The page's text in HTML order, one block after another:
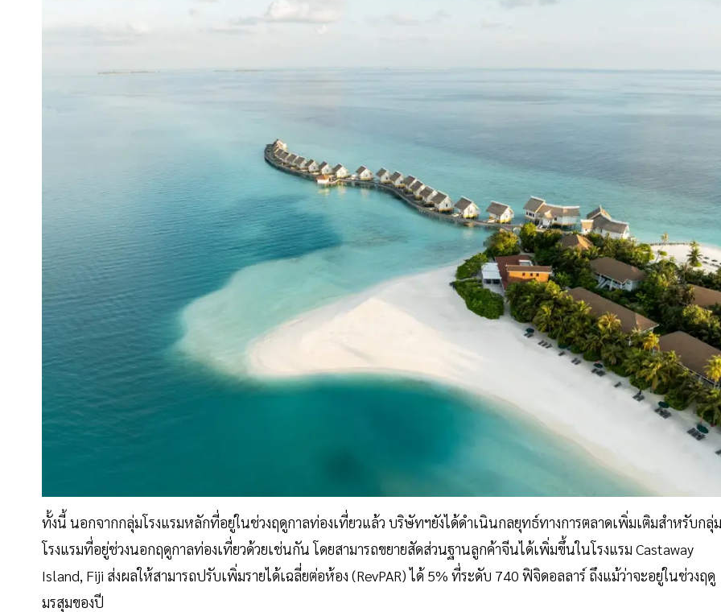
ทั้งนี้ นอกจากกลุ่มโรงแรมหลักที่อยู่ในช่วงฤดูกาลท่องเที่ยวแล้ว บริษัทฯยังได้ดำเนินกลยุทธ์ทางการตลาดเพิ่มเติมสำหรับกลุ่ม
โรงแรมที่อยู่ช่วงนอกฤดูกาลท่องเที่ยวด้วยเช่นกัน โดยสามารถขยายสัดส่วนฐานลูกค้าจีนได้เพิ่มขึ้นในโรงแรม Castaway
Island, Fiji ส่งผลให้สามารถปรับเพิ่มรายได้เฉลี่ยต่อห้อง (RevPAR) ได้ 5% ที่ระดับ 740 ฟิจิดอลลาร์ ถึงแม้ว่าจะอยู่ในช่วงฤดู
มรสุมของปี